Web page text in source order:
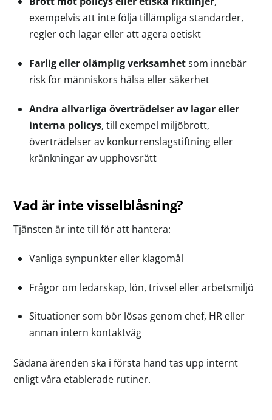
exempelvis att inte följa tillämpliga standarder,
regler och lagar eller att agera oetiskt
Farlig eller olämplig verksamhetsom innebär
risk för människors hälsa eller säkerhet
Andra allvarliga överträdelser av lagar eller
interna policys, till exempel miljöbrott,
överträdelser av konkurrenslagstiftning eller
kränkningar av upphovsrätt
Vad är inte visselblåsning?
Tjänsten är inte till för att hantera:
Vanliga synpunkter eller klagomål
Frågor om ledarskap, lön, trivsel eller arbetsmiljö
Situationer som bör lösas genom chef, HR eller
annan intern kontaktväg
Sådana ärenden ska i första hand tas upp internt
enligt våra etablerade rutiner.